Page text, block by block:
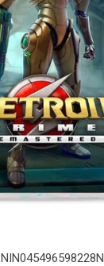
NIN045496598228N